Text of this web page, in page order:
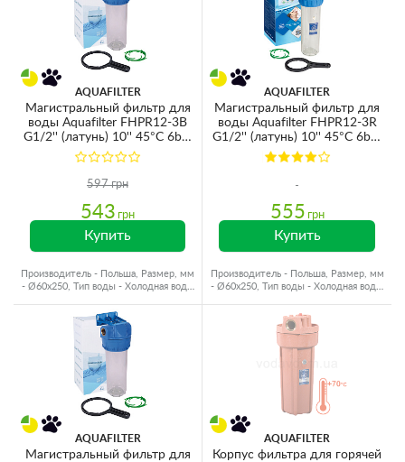
AQUAFILTER
Магистральный фильтр для
воды Aquafilter FHPR12-3B
G1/2'' (латунь) 10'' 45°C 6bar
(без картриджа)
597 грн
543 грн
Купить
Производитель - Польша, Размер, мм
- Ø60x250, Тип воды - Холодная вода,
AQUAFILTER
Магистральный фильтр для
воды Aquafilter FHPR12-3R
G1/2'' (латунь) 10'' 45°C 6bar
(без картриджа)
555 грн
Купить
Производитель - Польша, Размер, мм
- Ø60x250, Тип воды - Холодная вода,
AQUAFILTER
Магистральный фильтр для
AQUAFILTER
Корпус фильтра для горячей